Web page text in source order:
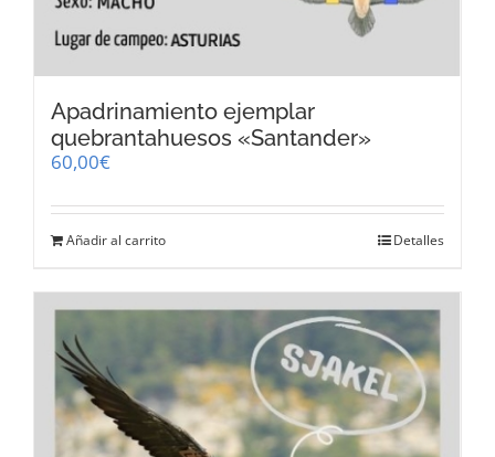
Apadrinamiento ejemplar
quebrantahuesos «Santander»
60,00€
Añadir al carrito Detalles